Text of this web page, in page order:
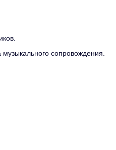
сопровождения.